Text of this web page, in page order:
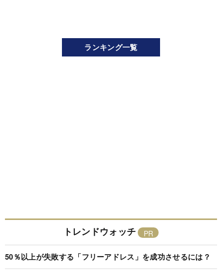
ランキング一覧
トレンドウォッチ
50％以上が失敗する「フリーアドレス」を成功させるには？